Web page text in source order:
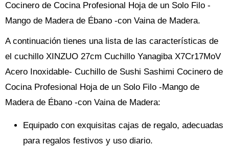
Cocinero de Cocina Profesional Hoja de un Solo Filo -
Mango de Madera de Ébano -con Vaina de Madera.
A continuación tienes una lista de las características de
el cuchillo XINZUO 27cm Cuchillo Yanagiba X7Cr17MoV
Acero Inoxidable- Cuchillo de Sushi Sashimi Cocinero de
Cocina Profesional Hoja de un Solo Filo -Mango de
Madera de Ébano -con Vaina de Madera:
Equipado con exquisitas cajas de regalo, adecuadas
para regalos festivos y uso diario.